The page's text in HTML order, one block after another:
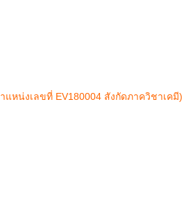
หน่งเลขที่ EV180004 สังกัดภาควิชาเคมี)